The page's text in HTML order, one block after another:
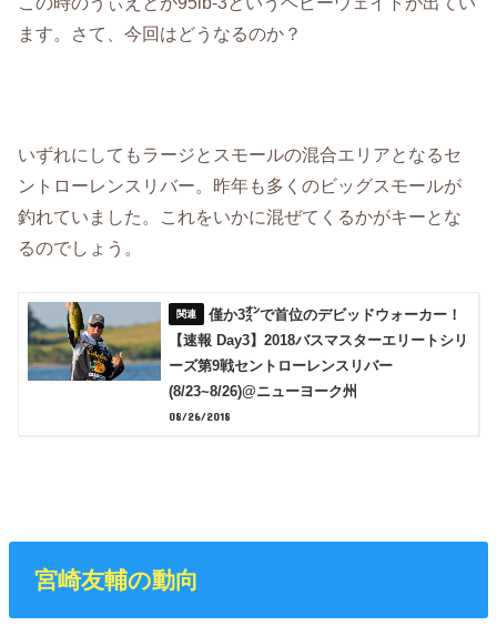
ます。さて、今回はどうなるのか？
いずれにしてもラージとスモールの混合エリアとなるセ
ントローレンスリバー。昨年も多くのビッグスモールが
釣れていました。これをいかに混ぜてくるかがキーとな
るのでしょう。
僅か3㌉で首位のデビッドウォーカー！
【速報 Day3】2018バスマスターエリートシリ
ーズ第9戦セントローレンスリバー
(8/23~8/26)@ニューヨーク州
08/26/2018
宮崎友輔の動向